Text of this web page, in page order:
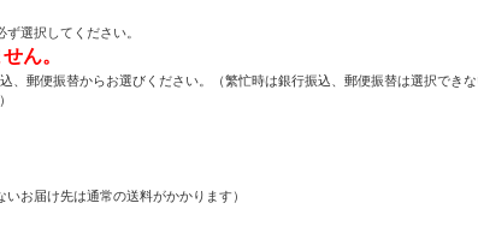
選択してください。
ん。
郵便振替からお選びください。（繁忙時は銀行振込、郵便振替は選択できな
お届け先は通常の送料がかかります）